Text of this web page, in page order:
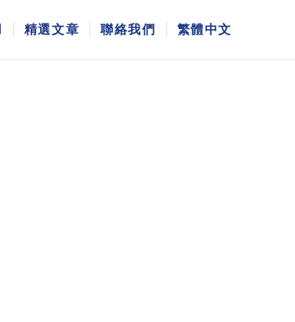
精選文章 聯絡我們 繁體中文